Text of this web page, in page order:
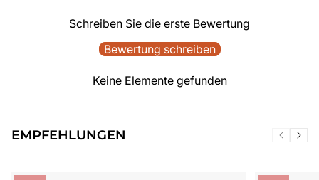
Schreiben Sie die erste Bewertung
Bewertung schreiben
Keine Elemente gefunden
EMPFEHLUNGEN